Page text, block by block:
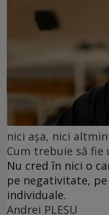
nici așa, nici
Cum trebuie să fie
Nu cred în nici o
pe negativitate,
individuale.
Andrei PLEŞU